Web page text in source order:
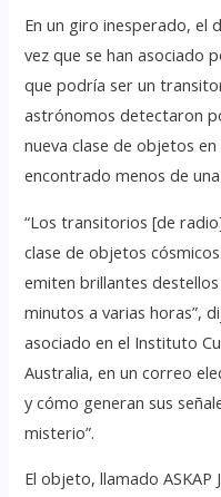
En un giro inesperado, el
vez que se han asociado
que podría ser un
astrónomos detectaron
nueva clase de objetos
encontrado menos de
“Los transitorios [de
clase de objetos
emiten brillantes
minutos a varias horas”,
asociado en el Instituto
Australia, en un correo
y cómo generan sus
misterio”.
El objeto, llamado ASKAP